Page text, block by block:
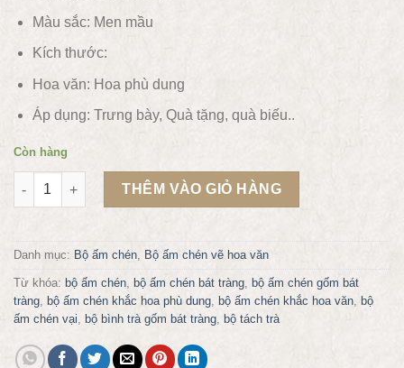
Màu sắc: Men mầu
Kích thước:
Hoa văn: Hoa phù dung
Áp dụng: Trưng bày, Quà tặng, quà biếu..
Còn hàng
Bộ ấm chén vại khắc nổi hoa phù dung vàng gốm sứ Bát
THÊM VÀO GIỎ HÀNG
Danh mục: Bộ ấm chén Bộ ấm chén vẽ hoa văn
Từ khóa: bộ ấm chén bộ ấm chén bát tràng
bộ ấm chén gốm bát
tràng
bộ ấm chén khắc hoa phù dung bộ ấm chén khắc hoa văn
bộ
ấm chén vại
bộ bình trà gốm bát tràng bộ tách trà